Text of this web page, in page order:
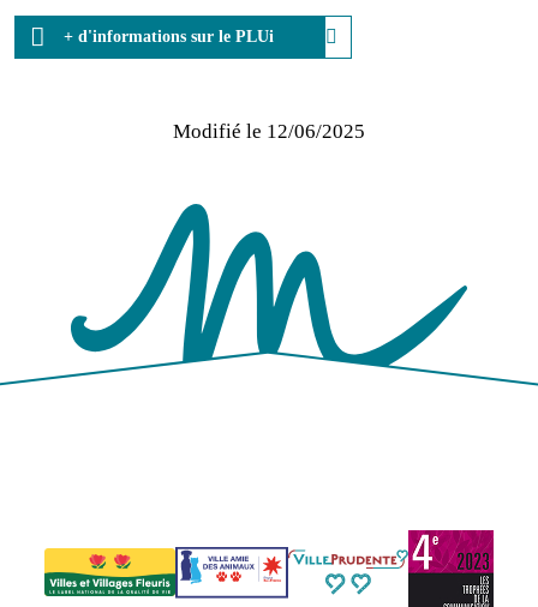
+ d'informations sur le PLUi
Modifié le 12/06/2025